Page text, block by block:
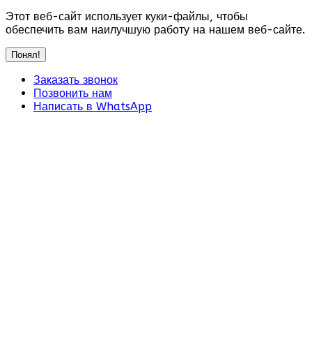
Этот веб-сайт использует куки-файлы, чтобы
обеспечить вам наилучшую работу на нашем веб-сайте.
Понял!
Заказать звонок
Позвонить нам
Написать в WhatsApp